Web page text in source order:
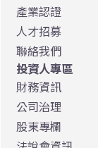
產業認證
人才招募
聯絡我們
投資人專區
財務資訊
公司治理
股東專欄